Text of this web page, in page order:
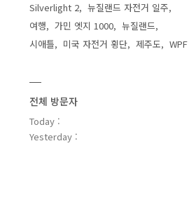
Silverlight 2
뉴질랜드 자전거 일주
여행
가민 엣지 1000
뉴질랜드
시애틀
미국 자전거 횡단 제주도 WPF
전체 방문자
Today :
Yesterday :